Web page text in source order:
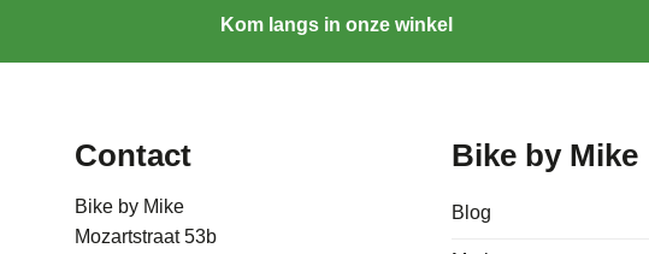
Kom langs in onze winkel
Contact
Bike by Mike
Mozartstraat 53b
Bike by Mike
Blog